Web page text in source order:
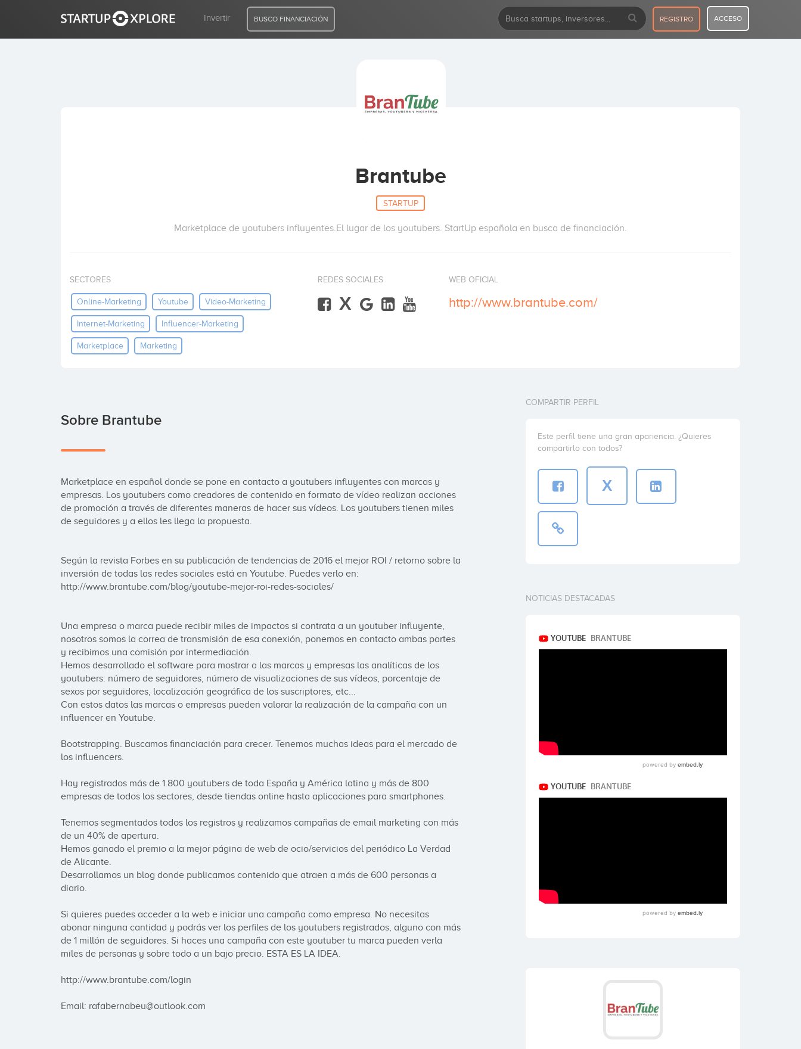
Invertir BUSCO FINANCIACIÓN REGISTRO ACCESO
Brantube
STARTUP
Marketplace de youtubers influyentes.El lugar de los youtubers. StartUp española en busca de financiación.
SECTORES
Online-Marketing Youtube Video-Marketing
Internet-Marketing Influencer-Marketing
Marketplace Marketing
REDES SOCIALES
X
WEB OFICIAL
http://www.brantube.com/
Sobre Brantube
Marketplace en español donde se pone en contacto a youtubers influyentes con marcas y
empresas. Los youtubers como creadores de contenido en formato de vídeo realizan acciones
de promoción a través de diferentes maneras de hacer sus vídeos. Los youtubers tienen miles
de seguidores y a ellos les llega la propuesta.
Según la revista Forbes en su publicación de tendencias de 2016 el mejor ROI / retorno sobre la
inversión de todas las redes sociales está en Youtube. Puedes verlo en:
http://www.brantube.com/blog/youtube-mejor-roi-redes-sociales/
Una empresa o marca puede recibir miles de impactos si contrata a un youtuber influyente,
nosotros somos la correa de transmisión de esa conexión, ponemos en contacto ambas partes
y recibimos una comisión por intermediación.
Hemos desarrollado el software para mostrar a las marcas y empresas las analíticas de los
youtubers: número de seguidores, número de visualizaciones de sus vídeos, porcentaje de
sexos por seguidores, localización geográfica de los suscriptores, etc...
Con estos datos las marcas o empresas pueden valorar la realización de la campaña con un
influencer en Youtube.
Bootstrapping. Buscamos financiación para crecer. Tenemos muchas ideas para el mercado de
los influencers.
Hay registrados más de 1.800 youtubers de toda España y América latina y más de 800
empresas de todos los sectores, desde tiendas online hasta aplicaciones para smartphones.
Tenemos segmentados todos los registros y realizamos campañas de email marketing con más
de un 40% de apertura.
Hemos ganado el premio a la mejor página de web de ocio/servicios del periódico La Verdad
de Alicante.
Desarrollamos un blog donde publicamos contenido que atraen a más de 600 personas a
diario.
Si quieres puedes acceder a la web e iniciar una campaña como empresa. No necesitas
abonar ninguna cantidad y podrás ver los perfiles de los youtubers registrados, alguno con más
de 1 millón de seguidores. Si haces una campaña con este youtuber tu marca pueden verla
miles de personas y sobre todo a un bajo precio. ESTA ES LA IDEA.
http://www.brantube.com/login
Email: rafabernabeu@outlook.com
COMPARTIR PERFIL
Este perfil tiene una gran apariencia. ¿Quieres
compartirlo con todos?
X
NOTICIAS DESTACADAS